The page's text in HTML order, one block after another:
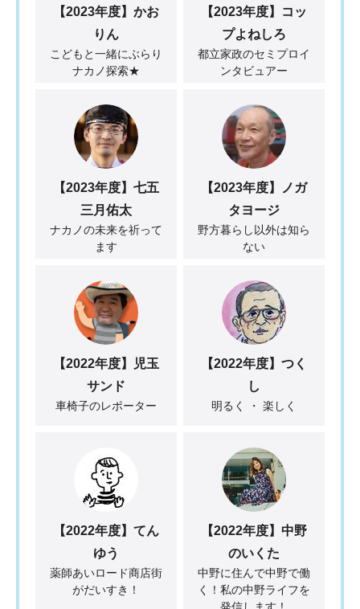
【2023年度】かお
りん
こどもと一緒にぶらり
ナカノ探索★
【2023年度】コッ
プよねしろ
都立家政のセミプロイ
ンタビュアー
【2023年度】七五
三月佑太
ナカノの未来を祈って
ます
【2023年度】ノガ
タヨージ
野方暮らし以外は知ら
ない
【2022年度】児玉
サンド
車椅子のレポーター
【2022年度】つく
し
明るく ・ 楽しく
【2022年度】てん
ゆう
薬師あいロード商店街
がだいすき！
【2022年度】中野
のいくた
中野に住んで中野で働
く！私の中野ライフを